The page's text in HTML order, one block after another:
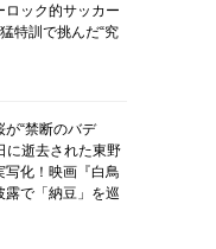
ロック的サッカー
特訓で挑んだ“究
が“禁断のバデ
に逝去された東野
写化！映画『白鳥
露で「納豆」を巡